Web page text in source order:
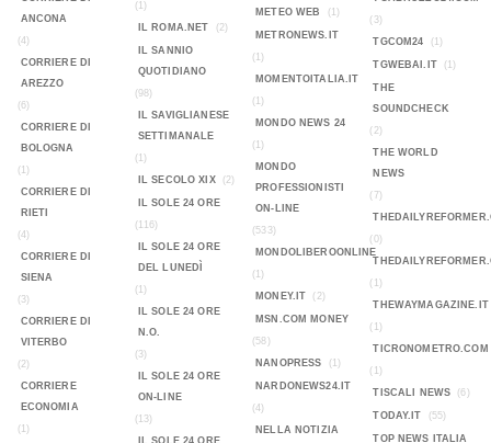
ANCONA
(4)
CORRIERE DI
AREZZO
(6)
CORRIERE DI
BOLOGNA
(1)
CORRIERE DI
RIETI
(4)
CORRIERE DI
SIENA
(3)
CORRIERE DI
VITERBO
(2)
CORRIERE
ECONOMIA
(1)
(1)
IL ROMA.NET
(2)
IL SANNIO
QUOTIDIANO
(98)
IL SAVIGLIANESE
SETTIMANALE
(1)
IL SECOLO XIX
(2)
IL SOLE 24 ORE
(116)
IL SOLE 24 ORE
DEL LUNEDÌ
(1)
IL SOLE 24 ORE
N.O.
(3)
IL SOLE 24 ORE
ON-LINE
(13)
METEO WEB (1)
METRONEWS.IT
(1)
MOMENTOITALIA.IT
(1)
MONDO NEWS 24
(1)
MONDO
PROFESSIONISTI
ON-LINE
(533)
MONDOLIBEROONLINE
(1)
MONEY.IT
(2)
MSN.COM MONEY
(58)
NANOPRESS
(1)
NARDONEWS24.IT
(4)
NELLA NOTIZIA
(3)
TGCOM24
(1)
TGWEBAI.IT (1)
THE
SOUNDCHECK
(2)
THE WORLD
NEWS
(7)
(0)
(1)
THEWAYMAGAZINE.IT
(1)
TICRONOMETRO.COM
(1)
TISCALI NEWS
(6)
TODAY.IT (55)
TOP NEWS ITALIA